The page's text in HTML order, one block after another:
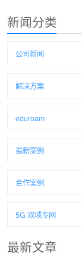
新闻分类
公司新闻
解决方案
eduroam
最新案例
合作案例
5G 双域专网
最新文章